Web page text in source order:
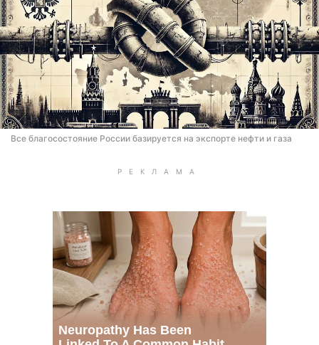
Все благосостояние России базируется на экспорте нефти и газа